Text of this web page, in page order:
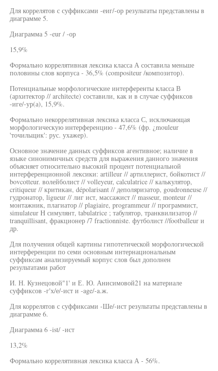
Для коррелятов с суффиксами -еиг/-ор результаты представлены в
диаграмме 5.
Диаграмма 5 -eur / -ор
15,9%
Формально коррелятивная лексика класса А составила меньше
половины слов корпуса - 36,5% (compositeur /композитор).
Потенциальные морфологические интерференты класса В
(архитектор // architecte) составили, как и в случае суффиксов
-иге/-ур(а), 15,9%.
Формально некоррелятивная лексика класса С, исключающая
морфологическую интерференцию - 47,6% (фр. ¿mouleur
'точильщик': рус. ухажер).
Основное значение данных суффиксов агентивное; наличие в
языке синонимичных средств для выражения данного значения
объясняет относительно высокий процент потенциальной
интерференционной лексики: artilleur // артиллерист, бойкотист //
bovcotteur. волейболист // volleyeur, calculatrice // калькулятор,
critiqueur // критикан, dépolarisant // деполяризатор, goudronneuse //
гудронатор, ligueur // лиг ист, массажист // masseur, monteur //
монтажник, плагиатор // plagiaire, programmeur // программист,
simulateur H симулянт, tabulatrice ; табулятор, транквилизатор //
tranquillisant, фракционер /7 fractionniste. футболист //footballeur и
др.
Для получения общей картины гипотетической морфологической
интерференции по семи основным интернациональным
суффиксам анализируемый корпус слов был дополнен
результатами работ
И. Н. Кузнецовой"1' и Е. Ю. Анисимовой21 на материале
суффиксов -г'х/е/-ист и -age/-a.ж.
Для коррелятов с суффиксами -Ше/-ист результаты представлены в
диаграмме 6.
Диаграмма 6 -ist/ -ист
13,2%
Формально коррелятивная лексика класса А - 56%.